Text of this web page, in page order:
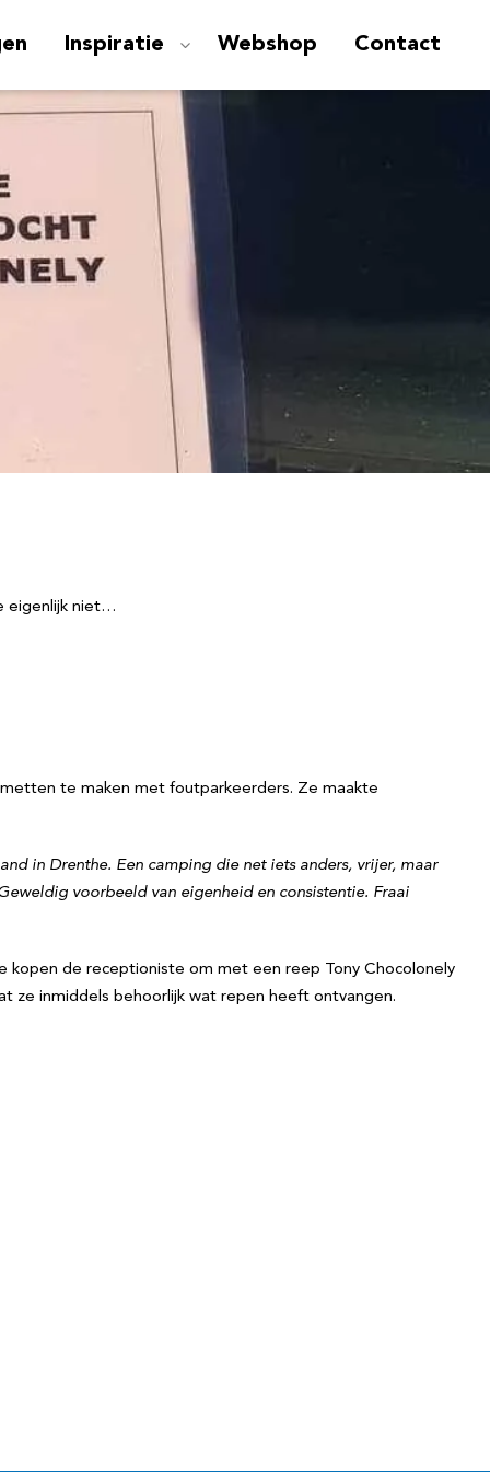
Inspiratie Webshop Contact
eigenlijk niet…
te maken met foutparkeerders. Ze maakte
in Drenthe. Een camping die net iets anders, vrijer, maar
voorbeeld van eigenheid en consistentie. Fraai
kopen de receptioniste om met een reep Tony Chocolonely
ze inmiddels behoorlijk wat repen heeft ontvangen.